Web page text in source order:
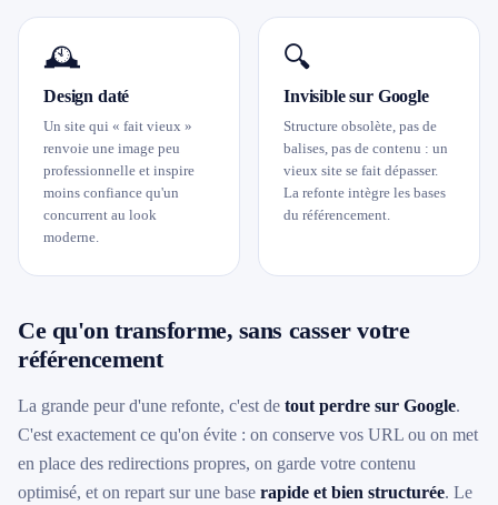
🕰️
Design daté
Un site qui « fait vieux »
renvoie une image peu
professionnelle et inspire
moins confiance qu'un
concurrent au look
moderne.
🔍
Invisible sur Google
Structure obsolète, pas de
balises, pas de contenu : un
vieux site se fait dépasser.
La refonte intègre les bases
du référencement.
Ce qu'on transforme, sans casser votre
référencement
La grande peur d'une refonte, c'est de tout perdre sur Google.
C'est exactement ce qu'on évite : on conserve vos URL ou on met
en place des redirections propres, on garde votre contenu
optimisé, et on repart sur une base rapide et bien structurée. Le